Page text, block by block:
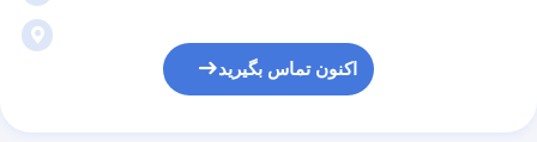
اکنون تماس بگیرید